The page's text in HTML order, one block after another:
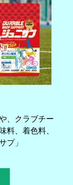
、クラブチー
料、着色料、
プ」